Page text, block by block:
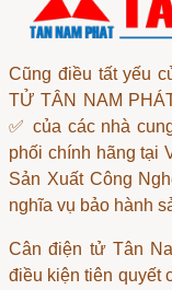
Cũng điều tất yếu
TỬ TÂN NAM
✅ của các nhà
phối chính hãng tại
Sản Xuất Công
nghĩa vụ bảo hành
Cân điện tử Tân
điều kiện tiên quyết